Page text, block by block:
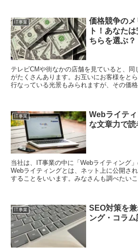
介します。
IT事業
価格競争のメ
ト！あなた
ちらを選ぶ？
テレビCMや街なかの店舗を見ていると、
がたくさんあります。お互いにお客様をと
行なっている光景もみられますが、その価
IT事業
Webライテ
な文章力で読
当社は、IT事業の中に「Webライティング
Webライティングとは、ネット上に公開さ
することをいいます。みなさんも調べたいこ
IT事業
SEO対策を
ング・コラム